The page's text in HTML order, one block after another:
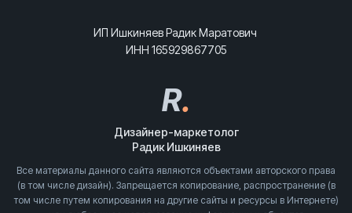
ИП Ишкиняев Радик Маратович
ИНН 165929867705
R.
Дизайнер-маркетолог
Радик Ишкиняев
Все материалы данного сайта являются объектами авторского права
(в том числе дизайн). Запрещается копирование, распространение (в
том числе путем копирования на другие сайты и ресурсы в Интернете)